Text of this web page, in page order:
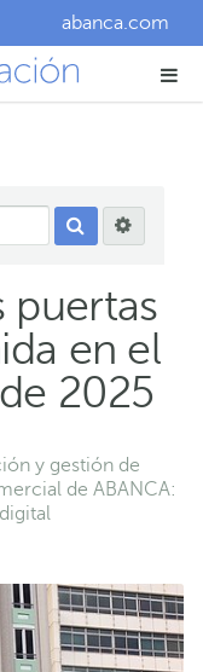
abanca.com
puertas
en el
2025
y gestión de
de ABANCA: